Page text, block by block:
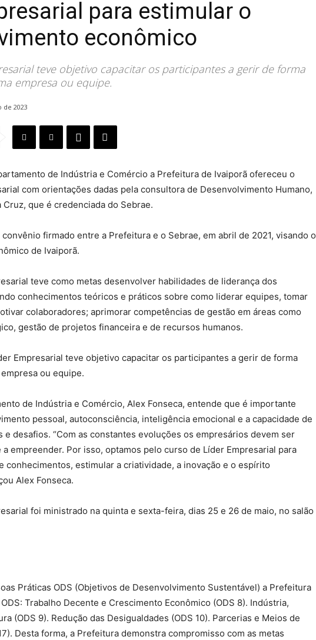
para estimular o
econômico
teve objetivo capacitar os participantes a gerir de forma
empresa ou equipe.
de 2023
de Indústria e Comércio a Prefeitura de Ivaiporã ofereceu o
com orientações dadas pela consultora de Desenvolvimento Humano,
Cruz, que é credenciada do Sebrae.
firmado entre a Prefeitura e o Sebrae, em abril de 2021, visando o
de Ivaiporã.
teve como metas desenvolver habilidades de liderança dos
conhecimentos teóricos e práticos sobre como liderar equipes, tomar
colaboradores; aprimorar competências de gestão em áreas como
gestão de projetos financeira e de recursos humanos.
Empresarial teve objetivo capacitar os participantes a gerir de forma
ou equipe.
de Indústria e Comércio, Alex Fonseca, entende que é importante
pessoal, autoconsciência, inteligência emocional e a capacidade de
e desafios. “Com as constantes evoluções os empresários devem ser
empreender. Por isso, optamos pelo curso de Líder Empresarial para
conhecimentos, estimular a criatividade, a inovação e o espírito
Alex Fonseca.
foi ministrado na quinta e sexta-feira, dias 25 e 26 de maio, no salão
Práticas ODS (Objetivos de Desenvolvimento Sustentável) a Prefeitura
Trabalho Decente e Crescimento Econômico (ODS 8). Indústria,
(ODS 9). Redução das Desigualdades (ODS 10). Parcerias e Meios de
Desta forma, a Prefeitura demonstra compromisso com as metas